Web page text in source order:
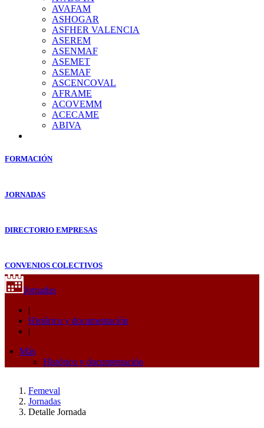
AVAFAM
ASHOGAR
ASFHER VALENCIA
ASEREM
ASENMAF
ASEMET
ASEMAF
ASCENCOVAL
AFRAME
ACOVEMM
ACECAME
ABIVA
FORMACIÓN
JORNADAS
DIRECTORIO EMPRESAS
CONVENIOS COLECTIVOS
Jornadas
|
Histórico y documentación
|
Más
Histórico y documentación
Femeval
Jornadas
Detalle Jornada